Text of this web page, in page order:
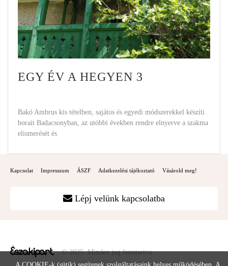
EGY ÉV A HEGYEN 3
Bakó Ambrus kis tételben, sajátos és egyedi módszerekkel készíti
borait Badacsonyban, az utóbbi években rendre elnyerve a szakma
elismerését és
Kapcsolat Impresszum ÁSZF Adatkezelési tájékoztató Vásárold meg!
Lépj velünk kapcsolatba
© 2025. Minden jog fenntartva